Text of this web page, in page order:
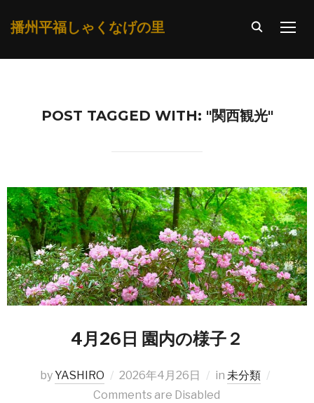
播州平福しゃくなげの里
POST TAGGED WITH: "関西観光"
4月26日 園内の様子２
byYASHIRO 2026年4月26日 in未分類
Comments are Disabled